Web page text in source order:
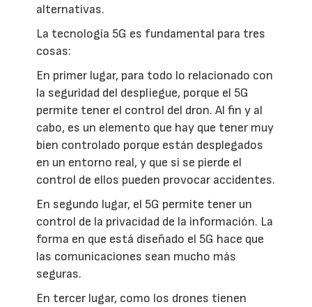
alternativas.
La tecnología 5G es fundamental para tres
cosas:
En primer lugar, para todo lo relacionado con
la seguridad del despliegue, porque el 5G
permite tener el control del dron. Al fin y al
cabo, es un elemento que hay que tener muy
bien controlado porque están desplegados
en un entorno real, y que si se pierde el
control de ellos pueden provocar accidentes.
En segundo lugar, el 5G permite tener un
control de la privacidad de la información. La
forma en que está diseñado el 5G hace que
las comunicaciones sean mucho más
seguras.
En tercer lugar, como los drones tienen